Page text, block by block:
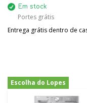
Em stock
Portes grátis
Entrega grátis dentro de
Escolha do Lopes
-40%